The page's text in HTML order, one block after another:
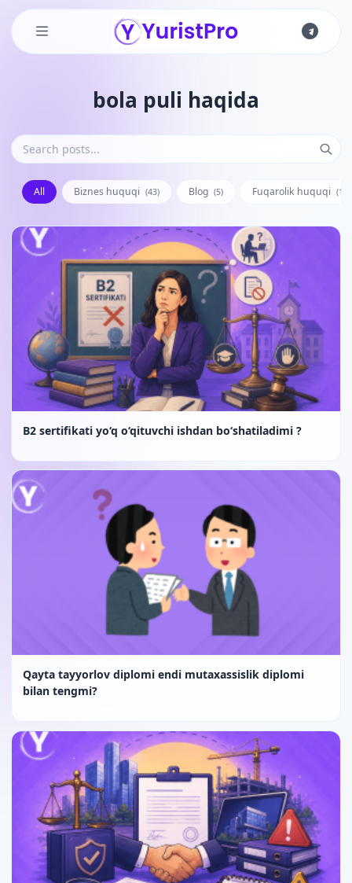
bola puli haqida
All Biznes huquqi (43) Blog (5) Fuqarolik huquqi
B2 sertifikati yo‘q o‘qituvchi ishdan bo‘shatiladimi ?
Qayta tayyorlov diplomi endi mutaxassislik diplomi
bilan tengmi?